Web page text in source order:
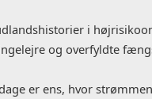
i
og overfyldte
er ens, hvor